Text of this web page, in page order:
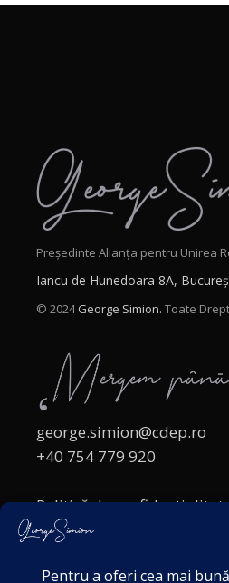
Președinte Alianța pentru Unirea
Iancu de Hunedoara 8A,
© 2024George Simion. Toate
george.simion@cdep.ro
+40 754 779 920
Politică de
Politica cookies